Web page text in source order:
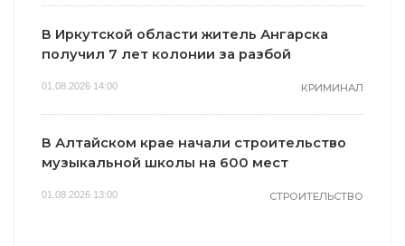
В Иркутской области житель Ангарска
получил 7 лет колонии за разбой
01.08.2026 14:00 КРИМИНАЛ
В Алтайском крае начали строительство
музыкальной школы на 600 мест
01.08.2026 13:00 СТРОИТЕЛЬСТВО